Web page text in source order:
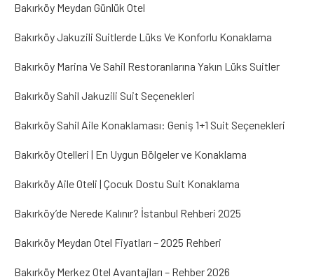
Bakırköy Meydan Günlük Otel
Bakırköy Jakuzili Suitlerde Lüks Ve Konforlu Konaklama
Bakırköy Marina Ve Sahil Restoranlarına Yakın Lüks Suitler
Bakırköy Sahil Jakuzili Suit Seçenekleri
Bakırköy Sahil Aile Konaklaması: Geniş 1+1 Suit Seçenekleri
Bakırköy Otelleri | En Uygun Bölgeler ve Konaklama
Bakırköy Aile Oteli | Çocuk Dostu Suit Konaklama
Bakırköy’de Nerede Kalınır? İstanbul Rehberi 2025
Bakırköy Meydan Otel Fiyatları – 2025 Rehberi
Bakırköy Merkez Otel Avantajları – Rehber 2026